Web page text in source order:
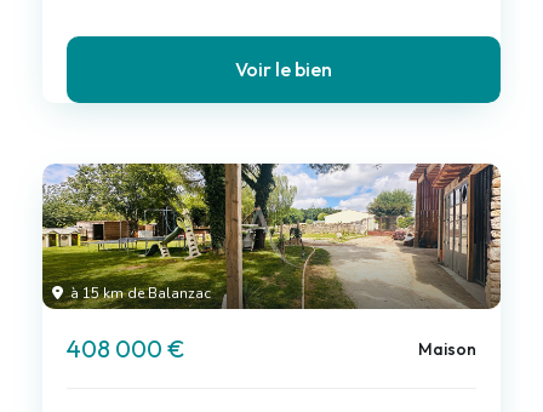
Voir le bien
à 15 km de Balanzac
408 000 € Maison